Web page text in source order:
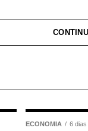
ter feito esse
de todos nós
para
médio e
controlador
ECONOMIA 6 dias